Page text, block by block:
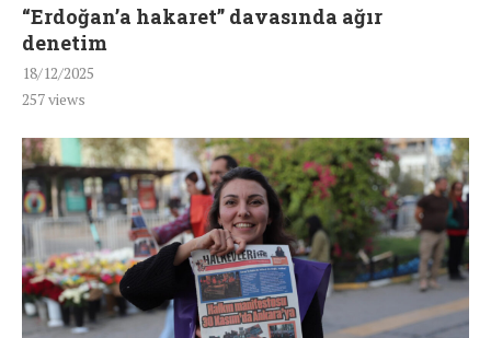
“Erdoğan’a hakaret” davasında ağır
denetim
18/12/2025
257views